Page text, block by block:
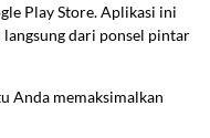
Play Store. Aplikasi ini
dari ponsel pintar
Anda memaksimalkan